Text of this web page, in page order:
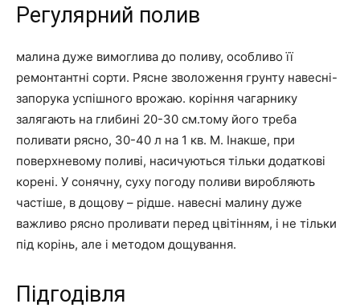
Регулярний полив
малина дуже вимоглива до поливу, особливо її
ремонтантні сорти. Рясне зволоження грунту навесні-
запорука успішного врожаю. коріння чагарнику
залягають на глибині 20-30 см.тому його треба
поливати рясно, 30-40 л на 1 кв. М. Інакше, при
поверхневому поливі, насичуються тільки додаткові
корені. У сонячну, суху погоду поливи виробляють
частіше, в дощову – рідше. навесні малину дуже
важливо рясно проливати перед цвітінням, і не тільки
під корінь, але і методом дощування.
Підгодівля